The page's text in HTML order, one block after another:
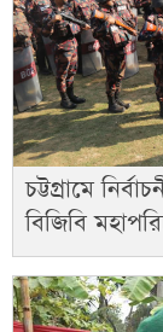
চট্টগ্রামে
বিজিবি